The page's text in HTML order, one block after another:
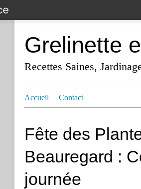
Grelinette
Recettes Saines,
Accueil Contact
Fête des
Beauregard :
journée